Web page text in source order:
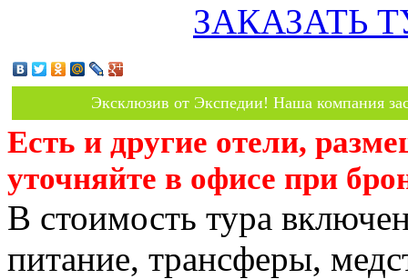
ЗАКАЗАТЬ
Эксклюзив от Экспедии! Наша компания
Есть и другие отели,
уточняйте в офисе при
В стоимость тура
питание, трансферы,